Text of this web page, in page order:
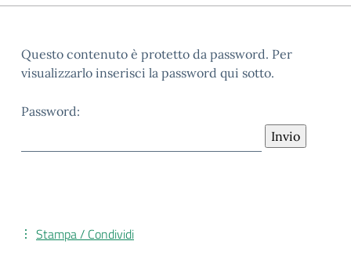
Questo contenuto è protetto da password. Per
visualizzarlo inserisci la password qui sotto.
Password:
Stampa / Condividi